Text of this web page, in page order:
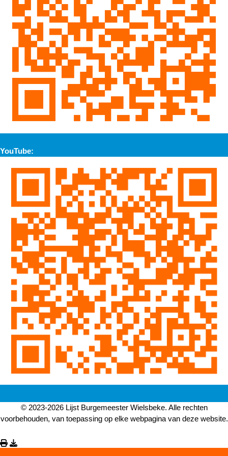
YouTube:
© 2023-2026 Lijst Burgemeester Wielsbeke. Alle rechten
voorbehouden, van toepassing op elke webpagina van deze website.